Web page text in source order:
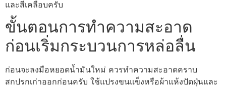
และสีเคลือบครับ
ขั้นตอนการทำความสะอาด
ก่อนเริ่มกระบวนการหล่อลื่น
ก่อนจะลงมือหยอดน้ำมันใหม่ ควรทำความสะอาดคราบ
สกปรกเก่าออกก่อนครับ ใช้แปรงขนแข็งหรือผ้าแห้งปัดฝุ่นและ